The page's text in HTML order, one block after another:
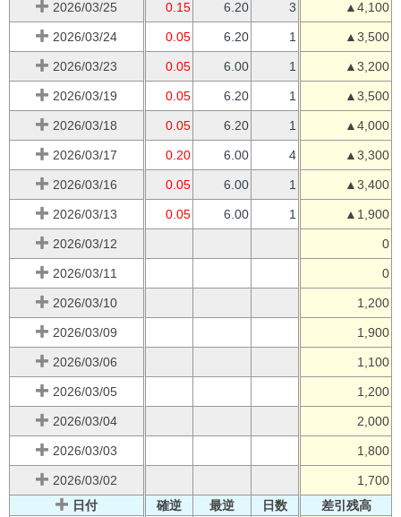
2026/03/25 0.15 6.20 3 ▲4,100
2026/03/24 0.05 6.20 1 ▲3,500
2026/03/23 0.05 6.00 1 ▲3,200
2026/03/19 0.05 6.20 1 ▲3,500
2026/03/18 0.05 6.20 1 ▲4,000
2026/03/17 0.20 6.00 4 ▲3,300
2026/03/16 0.05 6.00 1 ▲3,400
2026/03/13 0.05 6.00 1 ▲1,900
2026/03/12 0
2026/03/11 0
2026/03/10 1,200
2026/03/09 1,900
2026/03/06 1,100
2026/03/05 1,200
2026/03/04 2,000
2026/03/03 1,800
2026/03/02
1,700
日付
確逆 最逆 日数
差引残高